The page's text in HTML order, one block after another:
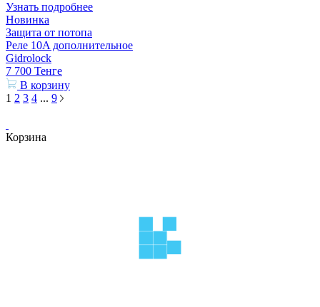
Узнать подробнее
Новинка
Защита от потопа
Реле 10A дополнительное
Gidrolock
7 700 Тенге
В корзину
1 2 3 4 ... 9
Корзина